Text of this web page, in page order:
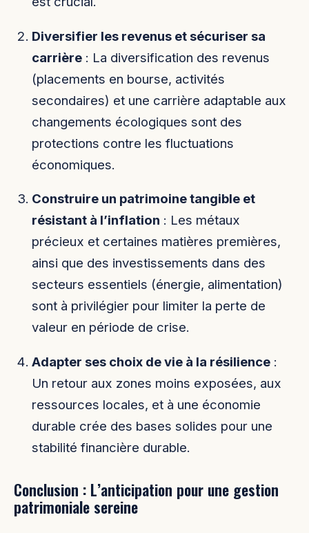
Diversifier les revenus et sécuriser sa
carrière: La diversification des revenus
(placements en bourse, activités
secondaires) et une carrière adaptable aux
changements écologiques sont des
protections contre les fluctuations
économiques.
Construire un patrimoine tangible et
résistant à l’inflation : Les métaux
précieux et certaines matières premières,
ainsi que des investissements dans des
secteurs essentiels (énergie, alimentation)
sont à privilégier pour limiter la perte de
valeur en période de crise.
Adapter ses choix de vie à la résilience:
Un retour aux zones moins exposées, aux
ressources locales, et à une économie
durable crée des bases solides pour une
stabilité financière durable.
Conclusion : L’anticipation pour une gestion
patrimoniale sereine